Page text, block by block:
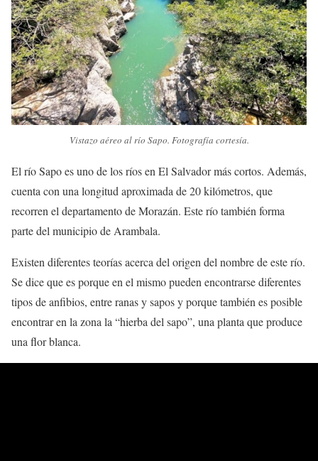
Vistazo aéreo al río Sapo. Fotografía cortesía.
El río Sapo es uno de los ríos en El Salvador más cortos. Además,
cuenta con una longitud aproximada de 20 kilómetros, que
recorren el departamento de Morazán. Este río también forma
parte del municipio de Arambala.
Existen diferentes teorías acerca del origen del nombre de este río.
Se dice que es porque en el mismo pueden encontrarse diferentes
tipos de anfibios, entre ranas y sapos y porque también es posible
encontrar en la zona la “hierba del sapo”, una planta que produce
una flor blanca.